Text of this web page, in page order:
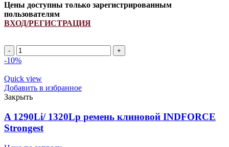
Цены доступны только зарегистрированным
пользователям
ВХОД/РЕГИСТРАЦИЯ
A
1500Li/
ремень
клиновой
INDFORCE
Strongest
quantity
-10%
Quick view
Добавить в избранное
Закрыть
A 1290Li/ 1320Lp ремень клиновой INDFORCE
Strongest